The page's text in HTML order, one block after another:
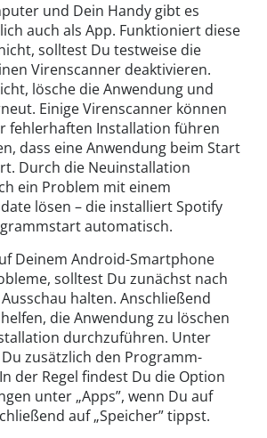
und Dein Handy gibt es
auch als App. Funktioniert diese
solltest Du testweise die
Virenscanner deaktivieren.
lösche die Anwendung und
Einige Virenscanner können
fehlerhaften Installation führen
dass eine Anwendung beim Start
Durch die Neuinstallation
ein Problem mit einem
lösen – die installiert Spotify
automatisch.
Deinem Android-Smartphone
solltest Du zunächst nach
halten. Anschließend
die Anwendung zu löschen
durchzuführen. Unter
zusätzlich den Programm-
der Regel findest Du die Option
unter „Apps”, wenn Du auf
auf „Speicher” tippst.